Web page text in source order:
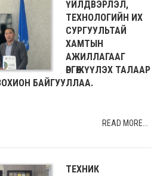
ҮЙЛДВЭРЛЭЛ,
ТЕХНОЛОГИЙН ИХ
СУРГУУЛЬТАЙ
ХАМТЫН
АЖИЛЛАГААГ
ӨРГӨЖҮҮЛЭХ ТАЛААР
БАЙГУУЛЛАА.
READ MORE...
ТЕХНИК